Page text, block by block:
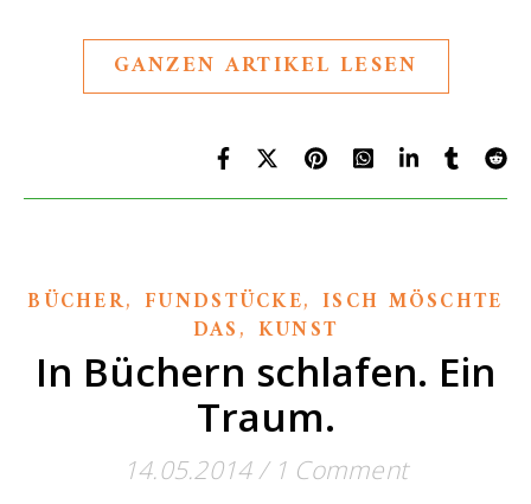
GANZEN ARTIKEL LESEN
BÜCHER,FUNDSTÜCKE,ISCH MÖSCHTE
DAS, KUNST
In Büchern schlafen. Ein
Traum.
14.05.2014/ 1 Comment